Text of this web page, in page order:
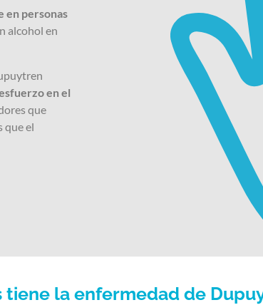
en personas
alcohol en
en el
que
que el
tiene la enfermedad de